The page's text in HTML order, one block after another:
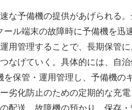
な予備機の提供があげられる
ル端末の故障時に予備機を迅
用管理することで、長期保管
なげていく。具体的には、自
保管・運用管理し、予備機の
劣化防止のための定期的な充